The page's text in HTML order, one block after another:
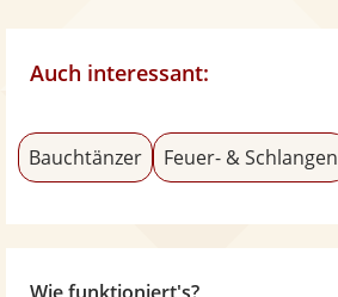
Auch interessant:
Bauchtänzer Feuer- & Schlangen